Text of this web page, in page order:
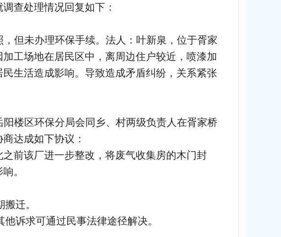
调查处理情况回复如下：
但未办理环保手续。法人：叶新泉，位于胥家
工场地在居民区中，离周边住户较近，喷漆加
生活造成影响。导致造成矛盾纠纷，关系紧张
楼区环保分局会同乡、村两级负责人在胥家桥
达成如下协议：
前该厂进一步整改，将废气收集房的木门封
。
迁。
诉求可通过民事法律途径解决。